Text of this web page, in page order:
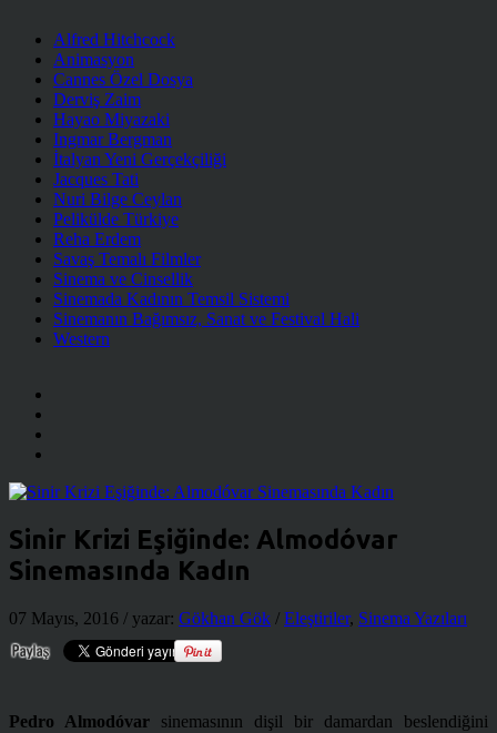
Alfred Hitchcock
Animasyon
Cannes Özel Dosya
Derviş Zaim
Hayao Miyazaki
Ingmar Bergman
İtalyan Yeni Gerçekçiliği
Jacques Tati
Nuri Bilge Ceylan
Pelikülde Türkiye
Reha Erdem
Savaş Temalı Filmler
Sinema ve Cinsellik
Sinemada Kadının Temsil Sistemi
Sinemanın Bağımsız, Sanat ve Festival Hali
Western
Sinir Krizi Eşiğinde: Almodóvar
Sinemasında Kadın
07 Mayıs, 2016 / yazar: Gökhan Gök / Eleştiriler, Sinema Yazıları
Pedro Almodóvar sinemasının dişil bir damardan beslendiğini